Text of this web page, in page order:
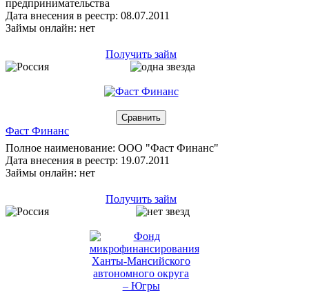
предпринимательства
Дата внесения в реестр: 08.07.2011
Займы онлайн: нет
Получить займ
Фаст Финанс
Полное наименование: ООО "Фаст Финанс"
Дата внесения в реестр: 19.07.2011
Займы онлайн: нет
Получить займ